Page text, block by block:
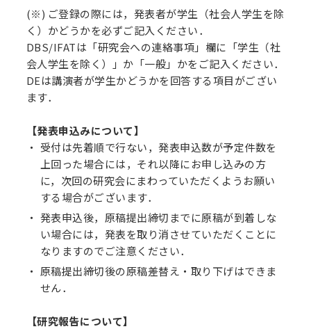
(※) ご登録の際には，発表者が学生（社会人学生を除
く）かどうかを必ずご記入ください．
DBS/IFATは「研究会への連絡事項」欄に「学生（社
会人学生を除く）」か「一般」かをご記入ください．
DEは講演者が学生かどうかを回答する項目がござい
ます．
【発表申込みについて】
受付は先着順で行ない，発表申込数が予定件数を
上回った場合には，それ以降にお申し込みの方
に，次回の研究会にまわっていただくようお願い
する場合がございます．
発表申込後，原稿提出締切までに原稿が到着しな
い場合には，発表を取り消させていただくことに
なりますのでご注意ください．
原稿提出締切後の原稿差替え・取り下げはできま
せん．
【研究報告について】